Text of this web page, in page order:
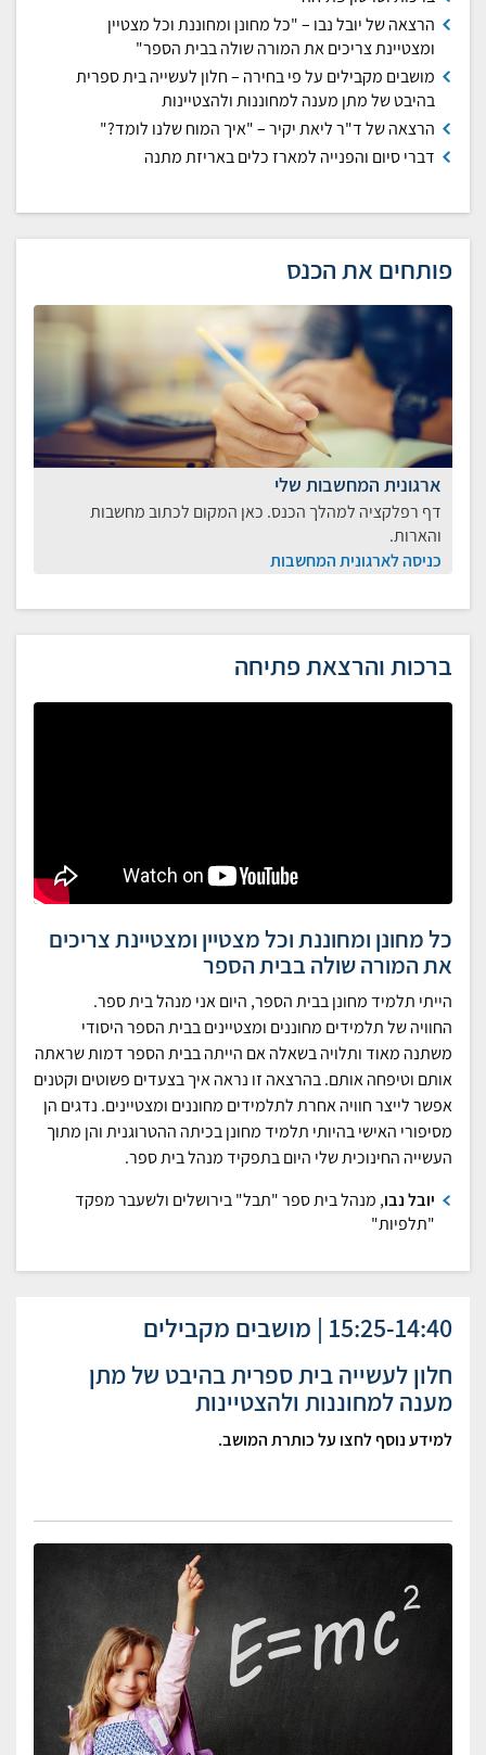
הרצאה של יובל נבו – "כל מחונן ומחוננת וכל מצטיין
ומצטיינת צריכים את המורה שולה בבית הספר"
מושבים מקבילים על פי בחירה – חלון לעשייה בית ספרית
בהיבט של מתן מענה למחוננות ולהצטיינות
הרצאה של ד"ר ליאת יקיר – "איך המוח שלנו לומד?"
דברי סיום והפנייה למארז כלים באריזת מתנה
פותחים את הכנס
ארגונית המחשבות שלי
דף רפלקציה למהלך הכנס. כאן המקום לכתוב מחשבות
והארות.
כניסה לארגונית המחשבות
ברכות והרצאת פתיחה
כל מחונן ומחוננת וכל מצטיין ומצטיינת צריכים
את המורה שולה בבית הספר
הייתי תלמיד מחונן בבית הספר, היום אני מנהל בית ספר.
החוויה של תלמידים מחוננים ומצטיינים בבית הספר היסודי
משתנה מאוד ותלויה בשאלה אם הייתה בבית הספר דמות שראתה
אותם וטיפחה אותם. בהרצאה זו נראה איך בצעדים פשוטים וקטנים
אפשר לייצר חוויה אחרת לתלמידים מחוננים ומצטיינים. נדגים הן
מסיפורי האישי בהיותי תלמיד מחונן בכיתה ההטרוגנית והן מתוך
העשייה החינוכית שלי היום בתפקיד מנהל בית ספר.
יובל נבו, מנהל בית ספר "תבל" בירושלים ולשעבר מפקד
"תלפיות"
15:25-14:40 | מושבים מקבילים
חלון לעשייה בית ספרית בהיבט של מתן
מענה למחוננות ולהצטיינות
למידע נוסף לחצו על כותרת המושב.